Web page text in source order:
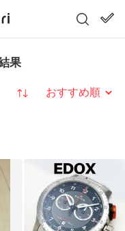
果
並び替え